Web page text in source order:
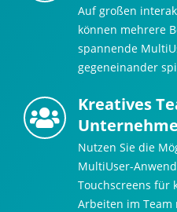
Auf großen
können mehrere
spannende
gegeneinander
Kreatives
Nutzen Sie die
MultiUser-
Touchscreens für
Arbeiten im